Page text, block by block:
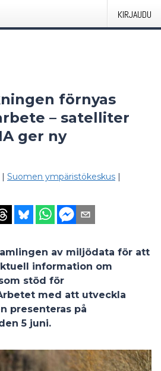
KIRJAUDU
förnyas
– satelliter
ger ny
| Suomen ympäristökeskus |
av miljödata för att
information om
stöd för
med att utveckla
presenteras på
5 juni.